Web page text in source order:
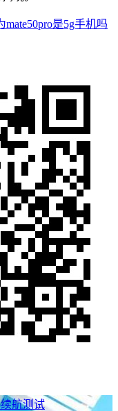
mate50pro是5g手机吗
续航测试